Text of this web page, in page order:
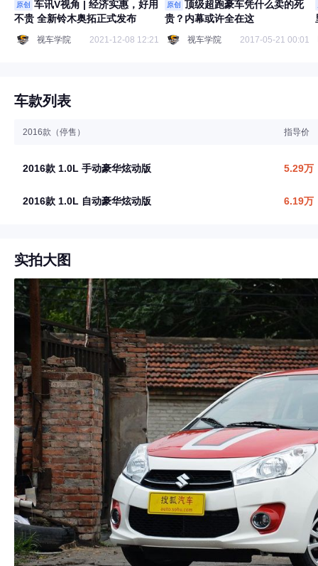
原创
车讯V视角 | 经济实惠，好用
不贵 全新铃木奥拓正式发布
视车学院 2021-12-08 12:21
原创
顶级超跑豪车凭什么卖的死
贵？内幕或许全在这
视车学院 2017-05-21 00:01
车款列表
2016款（停售） 指导价
2016款 1.0L 手动豪华炫动版 5.29万
2016款 1.0L 自动豪华炫动版 6.19万
实拍大图